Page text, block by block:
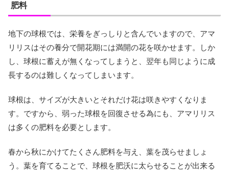
肥料
地下の球根では、栄養をぎっしりと含んでいますので、アマ
リリスはその養分で開花期には満開の花を咲かせます。しか
し、球根に蓄えが無くなってしまうと、翌年も同じように成
長するのは難しくなってしまいます。
球根は、サイズが大きいとそれだけ花は咲きやすくなりま
す。ですから、弱った球根を回復させる為にも、アマリリス
は多くの肥料を必要とします。
春から秋にかけてたくさん肥料を与え、葉を茂らせましょ
う。葉を育てることで、球根を肥沃に太らせることが出来る